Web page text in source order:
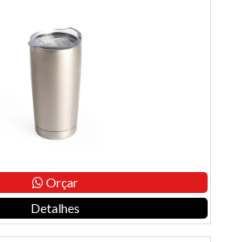
Orçar
Detalhes